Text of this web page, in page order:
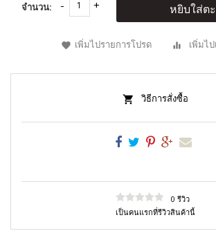
จำนวน: หยิบใส่ต
เพิ่มไปรายการโปรด เพิ่มไ
วิธีการสั่งซื้อ
0 รีวิว
เป็นคนแรกที่รีวิวสินค้านี้